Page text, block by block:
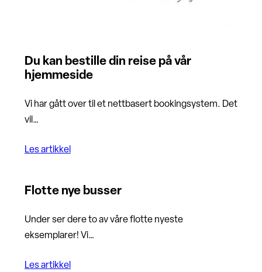
Du kan bestille din reise på vår
hjemmeside
Vi har gått over til et nettbasert bookingsystem. Det
vil…
Les artikkel
Flotte nye busser
Under ser dere to av våre flotte nyeste
eksemplarer! Vi…
Les artikkel